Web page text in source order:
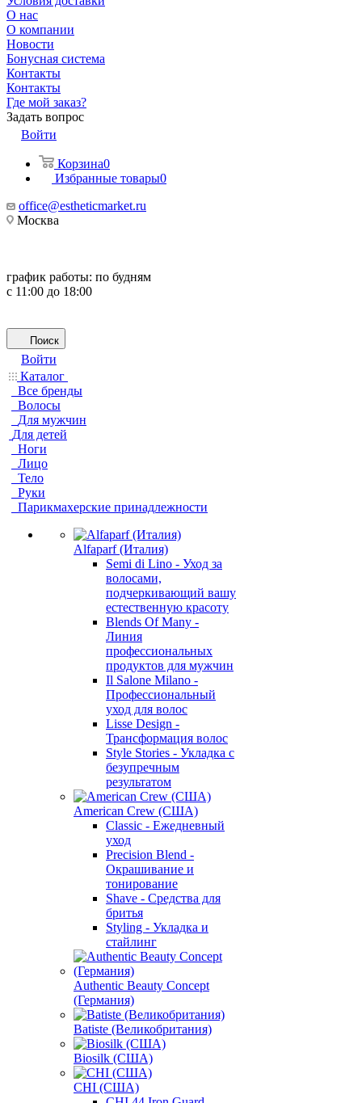
О нас
О компании
Новости
Бонусная система
Контакты
Контакты
Где мой заказ?
Задать вопрос
Войти
Корзина0
Избранные товары0
office@estheticmarket.ru
Москва
график работы: по будням
с 11:00 до 18:00
Поиск
Войти
Каталог
Все бренды
Волосы
Для мужчин
Для детей
Ноги
Лицо
Тело
Руки
Парикмахерские принадлежности
Alfaparf (Италия)
Semi di Lino - Уход за
волосами,
подчеркивающий вашу
естественную красоту
Blends Of Many -
Линия
профессиональных
продуктов для мужчин
Il Salone Milano -
Профессиональный
уход для волос
Lisse Design -
Трансформация волос
Style Stories - Укладка с
безупречным
результатом
American Crew (США)
Classic - Ежедневный
уход
Precision Blend -
Окрашивание и
тонирование
Shave - Средства для
бритья
Styling - Укладка и
стайлинг
Authentic Beauty Concept
(Германия)
Batiste (Великобритания)
Biosilk (США)
CHI (США)